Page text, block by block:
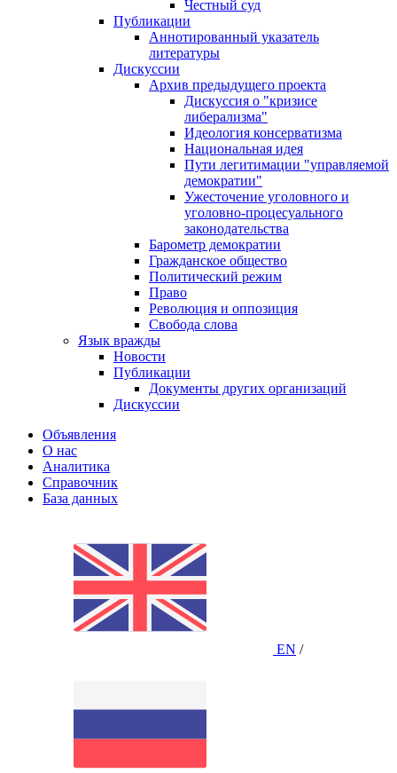
Честный суд
Публикации
Аннотированный указатель
литературы
Дискуссии
Архив предыдущего проекта
Дискуссия о "кризисе
либерализма"
Идеология консерватизма
Национальная идея
Пути легитимации "управляемой
демократии"
Ужесточение уголовного и
уголовно-процесуального
законодательства
Барометр демократии
Гражданское общество
Политический режим
Право
Революция и оппозиция
Свобода слова
Язык вражды
Новости
Публикации
Документы других организаций
Дискуссии
Объявления
О нас
Аналитика
Справочник
База данных
EN /